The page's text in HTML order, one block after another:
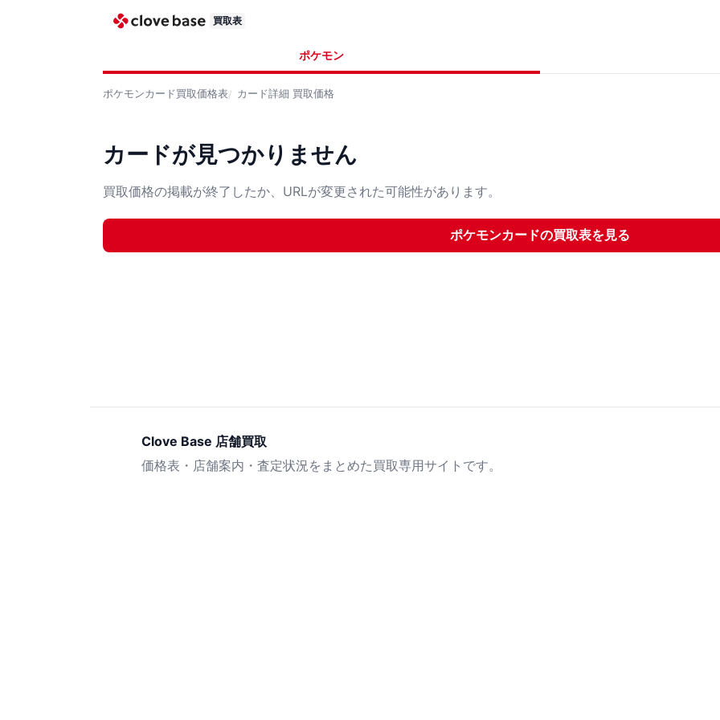
買取表
ポケモン
ポケモンカード買取価格表 カード詳細 買取価格
カードが見つかりません
買取価格の掲載が終了したか、URLが変更された可能性があります。
ポケモンカードの買取表を見る
Clove Base 店舗買取
価格表・店舗案内・査定状況をまとめた買取専用サイトです。